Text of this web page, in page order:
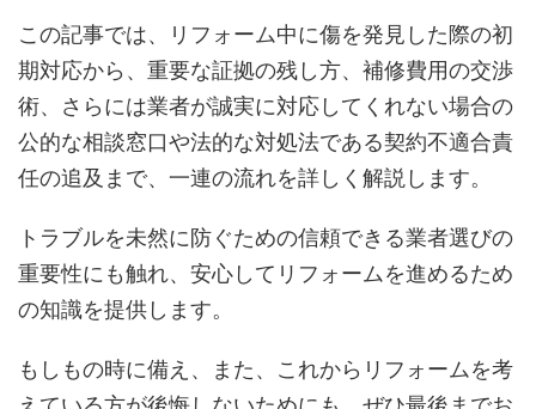
この記事では、リフォーム中に傷を発見した際の初
期対応から、重要な証拠の残し方、補修費用の交渉
術、さらには業者が誠実に対応してくれない場合の
公的な相談窓口や法的な対処法である契約不適合責
任の追及まで、一連の流れを詳しく解説します。
トラブルを未然に防ぐための信頼できる業者選びの
重要性にも触れ、安心してリフォームを進めるため
の知識を提供します。
もしもの時に備え、また、これからリフォームを考